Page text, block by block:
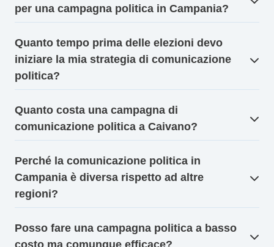
per una campagna politica in Campania?
Quanto tempo prima delle elezioni devo
iniziare la mia strategia di comunicazione
politica?
Quanto costa una campagna di
comunicazione politica a Caivano?
Perché la comunicazione politica in
Campania è diversa rispetto ad altre
regioni?
Posso fare una campagna politica a basso